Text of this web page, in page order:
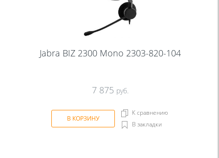
Jabra BIZ 2300 Mono 2303-820-104
7 875 руб.
В КОРЗИНУ
К сравнению
В закладки